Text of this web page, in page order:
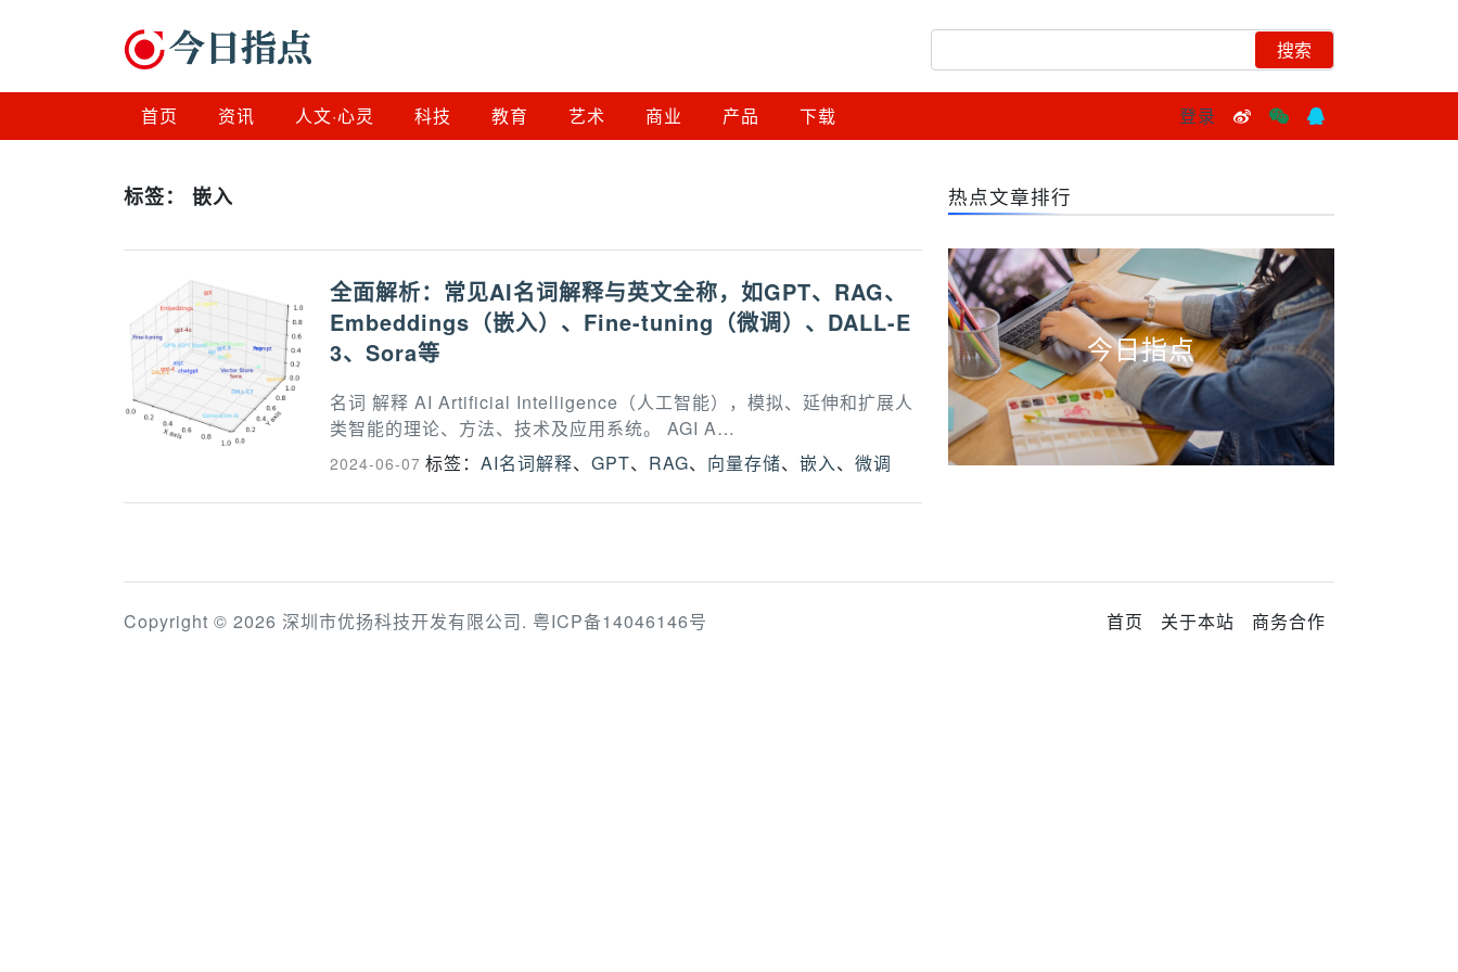
首页 资讯 人文·心灵 科技 教育 艺术 商业 产品 下载 登录
标签： 嵌入
全面解析：常见AI名词解释与英文全称，如GPT、RAG、
Embeddings（嵌入）、Fine-tuning（微调）、DALL-E
3、Sora等
名词 解释 AI Artificial Intelligence（人工智能），模拟、延伸和扩展人
类智能的理论、方法、技术及应用系统。 AGI A…
2024-06-07 标签： AI名词解释、 GPT、 RAG、 向量存储、 嵌入、 微调
热点文章排行
今日指点
Copyright © 2026 深圳市优扬科技开发有限公司. 粤ICP备14046146号 首页 关于本站 商务合作